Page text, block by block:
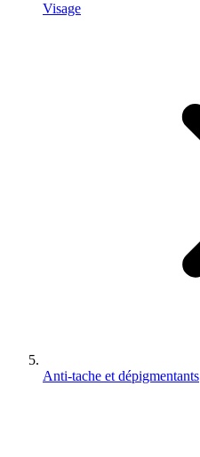
Visage
Anti-tache et dépigmentants